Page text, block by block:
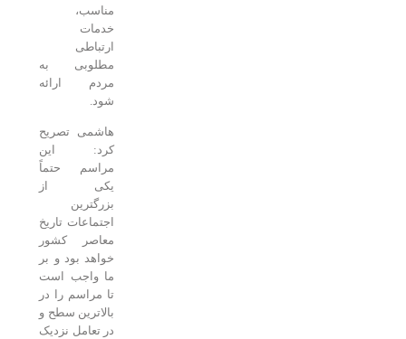
مطلوبی به
مردم ارائه
هاشمی تصریح
کرد: این
مراسم حتماً
یکی از
بزرگترین
اجتماعات تاریخ
معاصر کشور
خواهد بود و بر
ما واجب است
تا مراسم را در
بالاترین سطح و
در تعامل نزدیک